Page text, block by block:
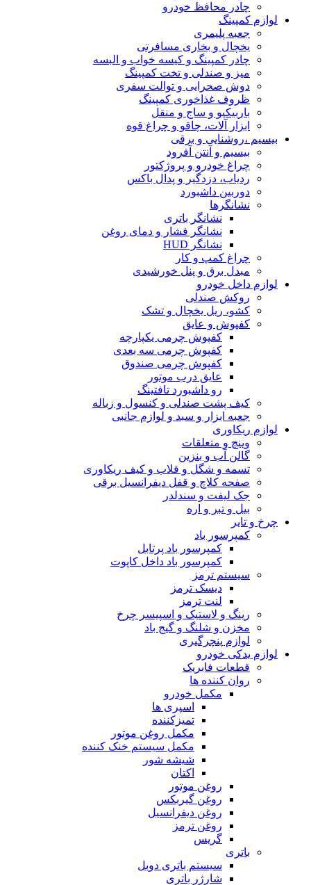
چادر محافظ خودرو
لوازم کمپینگ
جعبه پلیمری
یخچال و بخاری مسافرتی
چادر کمپینگ و کیسه خواب و البسه
میز و صندلی و تخت کمپینگ
دوش صحرایی و توالت سفری
ظروف غذاخوری کمپینگ
باربیکیو و ساج و منقل
ابزار آلات، چاقو و چراغ قوه
بیسیم ،روشنایی و برقی
بیسیم و آنتن آفرود
چراغ خودرو و پروژکتور
ردیاب، دزدگیر و پدال باکس
دوربین داشبورد
نشانگرها
نشانگر باتری
نشانگر فشار و دمای روغن
نشانگر HUD
چراغ کمپ و کار
مبدل برق و پنل خورشیدی
لوازم داخل خودرو
روکش صندلی
کشو، ریل یخچال و تشک
کفپوش و عایق
کفپوش چرمی یکپارچه
کفپوش چرمی سه بعدی
کفپوش چرمی صندوق
عایق درب موتور
رو داشبورد تافتینگ
کیف پشت صندلی و کنسول و زباله
جعبه ابزار و سبد و لوازم جانبی
لوازم ریکاوری
وینچ و متعلقات
گالن آب و بنزین
تسمه و شگل و قلاب و کیف ریکاوری
صفحه کلاچ و قفل دیفرانسیل برقی
جک لیفت و سندلدر
بیل و تبر و اره
چرخ و تایر
کمپرسور باد
کمپرسور باد پرتابل
کمپرسور باد داخل کاپوت
سیستم ترمز
دیسک ترمز
لنت ترمز
رینگ و لاستیک و اسپیسر چرخ
مخزن و شلنگ و گیج باد
لوازم پنچرگیری
لوازم یدکی خودرو
قطعات فابریک
روان کننده ها
مکمل خودرو
اسپری ها
تمیزکننده
مکمل روغن موتور
مکمل سیستم خنک کننده
شیشه شور
اکتان
روغن موتور
روغن گیربکس
روغن دیفرانسیل
روغن ترمز
گریس
باتری
سیستم باتری دوبل
شارژر باتری